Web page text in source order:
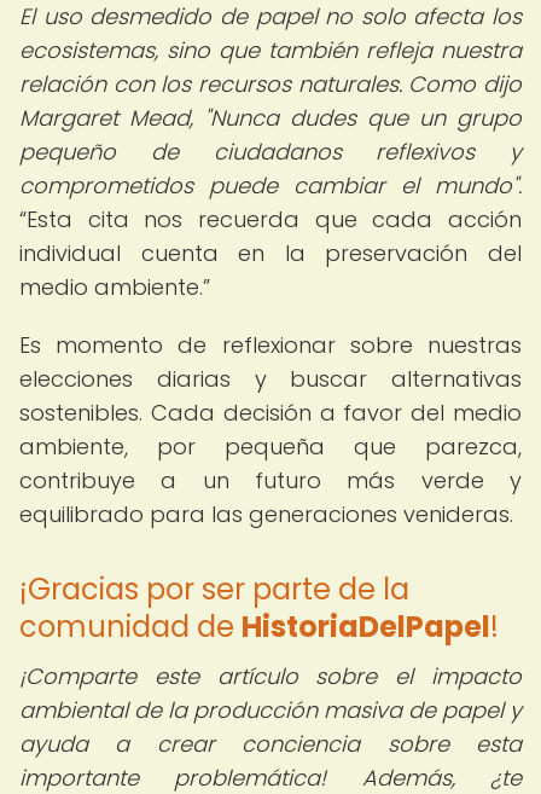
El uso desmedido de papel no solo afecta los
ecosistemas, sino que también refleja nuestra
relación con los recursos naturales. Como dijo
Margaret Mead, "Nunca dudes que un grupo
pequeño de ciudadanos reflexivos y
comprometidos puede cambiar el mundo".
Esta cita nos recuerda que cada acción
individual cuenta en la preservación del
medio ambiente.
Es momento de reflexionar sobre nuestras
elecciones diarias y buscar alternativas
sostenibles. Cada decisión a favor del medio
ambiente, por pequeña que parezca,
contribuye a un futuro más verde y
equilibrado para las generaciones venideras.
¡Gracias por ser parte de la
comunidad de HistoriaDelPapel!
¡Comparte este artículo sobre el impacto
ambiental de la producción masiva de papel y
ayuda a crear conciencia sobre esta
importante problemática! Además, ¿te